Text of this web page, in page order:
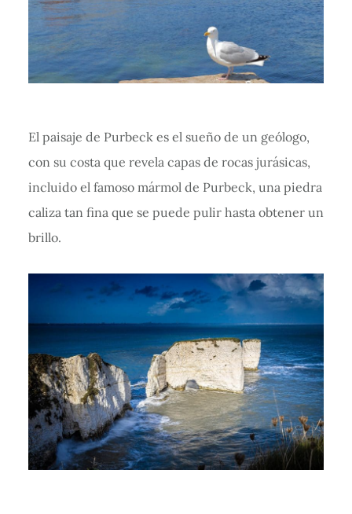
El paisaje de Purbeck es el sueño de un geólogo,
con su costa que revela capas de rocas jurásicas,
incluido el famoso mármol de Purbeck, una piedra
caliza tan fina que se puede pulir hasta obtener un
brillo.